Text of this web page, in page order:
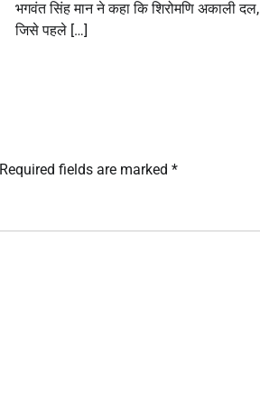
भगवंत सिंह मान ने कहा कि शिरोमणि अकाली दल,
जिसे पहले […]
Required fields are marked *